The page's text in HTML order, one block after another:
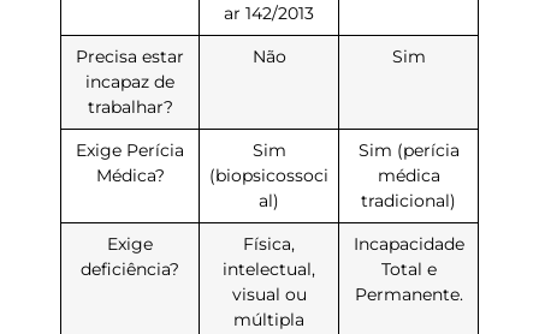
ar 142/2013
Precisa estar
incapaz de
trabalhar?
Não Sim
Exige Perícia
Médica?
Sim
(biopsicossoci
al)
Sim (perícia
médica
tradicional)
Exige
deficiência?
Física,
intelectual,
visual ou
múltipla
Incapacidade
Total e
Permanente.